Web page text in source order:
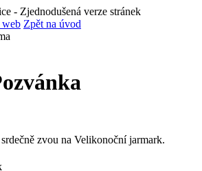
- Zjednodušená verze stránek
web Zpět na úvod
zvou na Velikonoční jarmark.